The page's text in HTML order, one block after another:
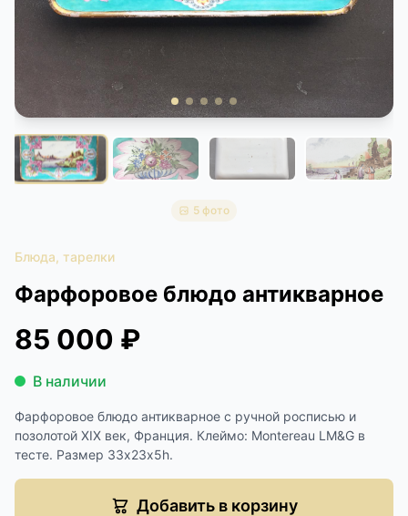
КОНТАКТЫ
5 фото
Блюда, тарелки
Фарфоровое блюдо антикварное
85 000 ₽
В наличии
Фарфоровое блюдо антикварное с ручной росписью и
позолотой XIX век, Франция. Клеймо: Montereau LM&G в
тесте. Размер 33х23х5h.
Добавить в корзину